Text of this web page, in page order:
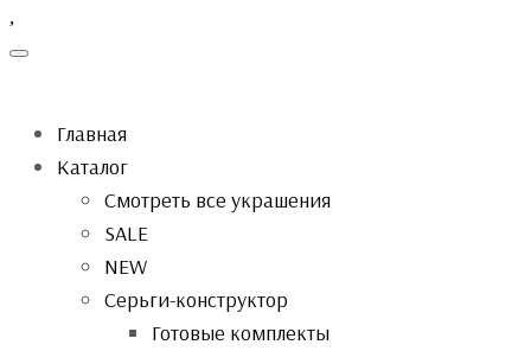
Toggle
Главная
Каталог
Смотреть все украшения
SALE
NEW
Серьги-конструктор
Готовые комплекты